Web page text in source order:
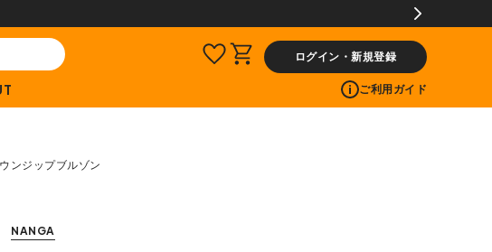
レゼント!
ログイン・新規登録
ご利用ガイド
ンジップブルゾン
NANGA